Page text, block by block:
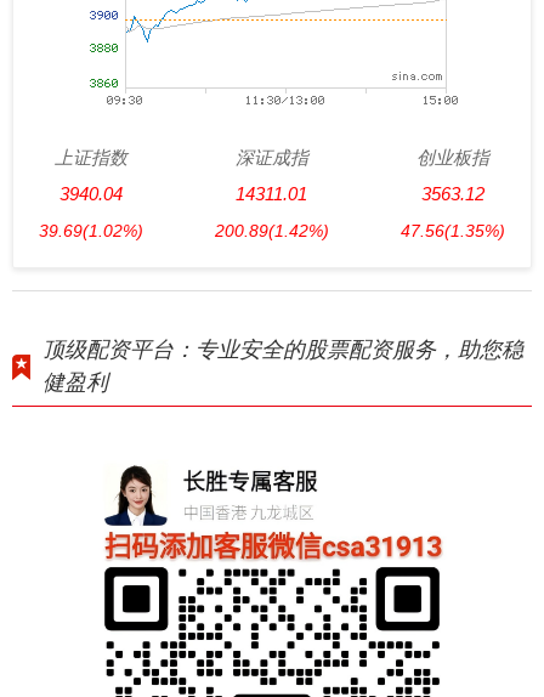
上证指数
3940.04
39.69(1.02%)
深证成指
14311.01
200.89(1.42%)
创业板指
3563.12
47.56(1.35%)
顶级配资平台：专业安全的股票配资服务，助您稳
健盈利